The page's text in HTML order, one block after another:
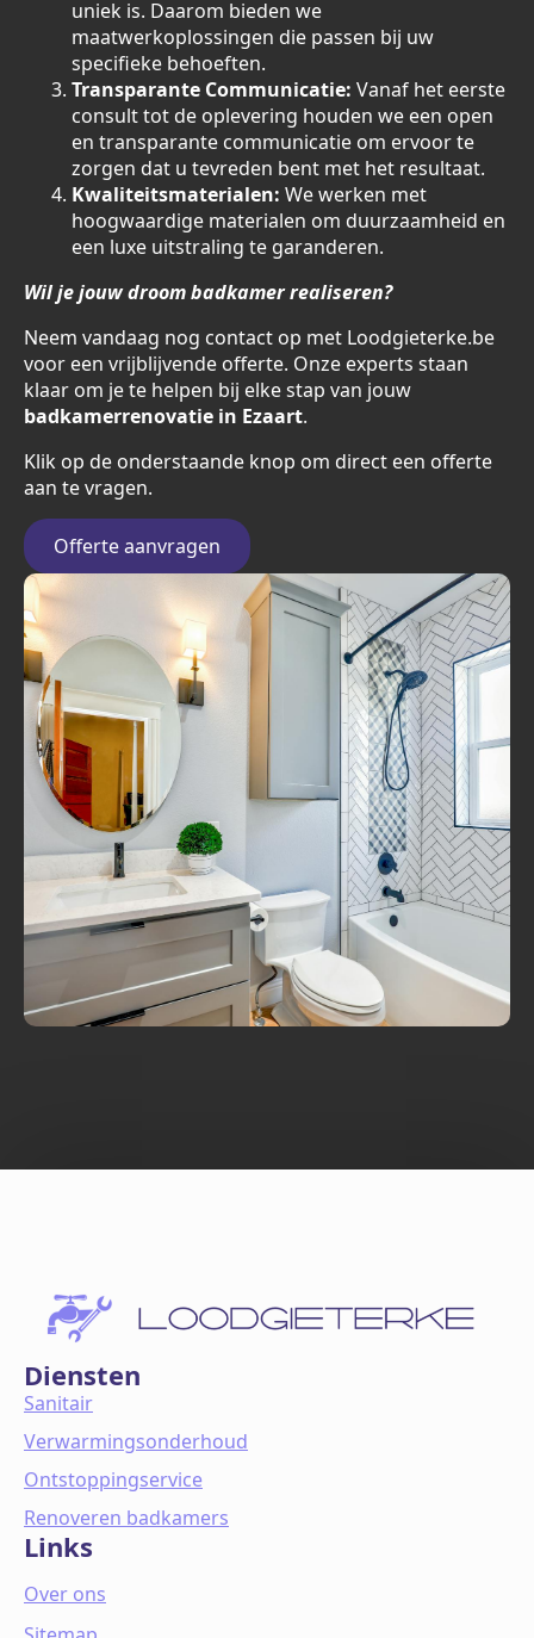
uniek is. Daarom bieden we
maatwerkoplossingen die passen bij uw
specifieke behoeften.
Transparante Communicatie: Vanaf het eerste
consult tot de oplevering houden we een open
en transparante communicatie om ervoor te
zorgen dat u tevreden bent met het resultaat.
Kwaliteitsmaterialen: We werken met
hoogwaardige materialen om duurzaamheid en
een luxe uitstraling te garanderen.
Wil je jouw droom badkamer realiseren?
Neem vandaag nog contact op met Loodgieterke.be
voor een vrijblijvende offerte. Onze experts staan
klaar om je te helpen bij elke stap van jouw
badkamerrenovatie in Ezaart.
Klik op de onderstaande knop om direct een offerte
aan te vragen.
Offerte aanvragen
Diensten
Sanitair
Verwarmingsonderhoud
Ontstoppingservice
Renoveren badkamers
Links
Over ons